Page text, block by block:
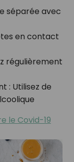
séparée avec
en contact
régulièrement
: Utilisez de
le Covid-19